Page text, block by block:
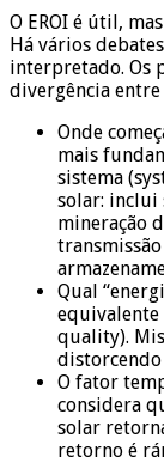
O EROI é útil,
Há vários
interpretado. Os
divergência entre
Onde
mais
sistema
solar: inclui
mineração
Qual
equivalente
quality).
distorcendo
O fator
considera
solar
retorno é